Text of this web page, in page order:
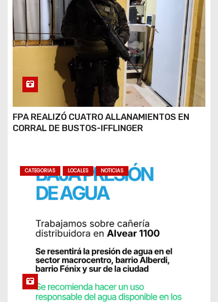
FPA REALIZÓ CUATRO ALLANAMIENTOS EN
CORRAL DE BUSTOS-IFFLINGER
CATEGORIAS LOCALES NOTICIAS